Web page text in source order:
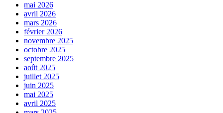
mai 2026
avril 2026
mars 2026
février 2026
novembre 2025
octobre 2025
septembre 2025
août 2025
juillet 2025
juin 2025
mai 2025
avril 2025